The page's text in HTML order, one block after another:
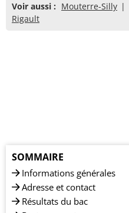
Voir aussi : Mouterre-Silly
Rigault
SOMMAIRE
Informations générales
Adresse et contact
Résultats du bac